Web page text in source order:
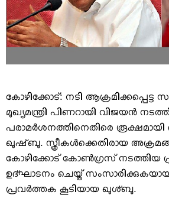
GREETINGS
CLASSIFIEDS
OBITUARY
കോഴിക്കോട്: നടി ആക്രമിക്കപ്പെട്ട
മുഖ്യമന്ത്രി പിണറായി വിജയന്‍
പരാമര്‍ശനത്തിനെതിരെ രൂക്ഷമായി
ഖുഷ്ബു. സ്ത്രീകള്‍ക്കെതിരായ
കോഴിക്കോട് കോണ്‍ഗ്രസ് നടത്തിയ
ഉദ്ഘാടനം ചെയ്ത്
പ്രവര്‍ത്തക കൂടിയായ ഖുശ്ബു.